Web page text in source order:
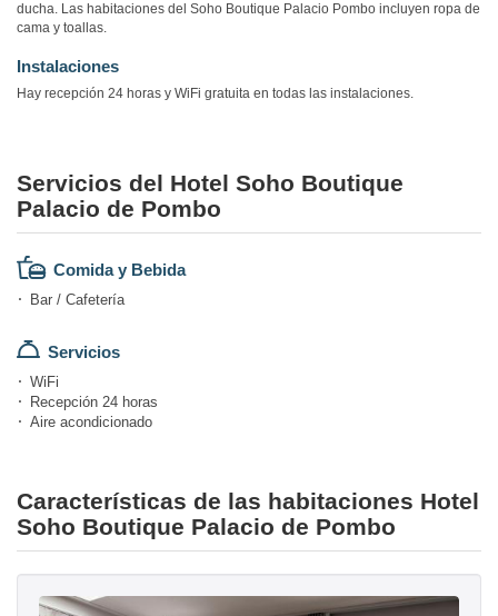
ducha. Las habitaciones del Soho Boutique Palacio Pombo incluyen ropa de
cama y toallas.
Instalaciones
Hay recepción 24 horas y WiFi gratuita en todas las instalaciones.
Servicios del Hotel Soho Boutique
Palacio de Pombo
Comida y Bebida
Bar / Cafetería
Servicios
WiFi
Recepción 24 horas
Aire acondicionado
Características de las habitaciones Hotel
Soho Boutique Palacio de Pombo